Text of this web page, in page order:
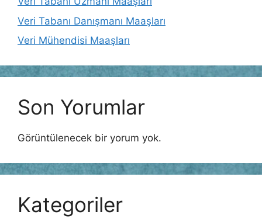
Veri Tabanı Danışmanı Maaşları
Veri Mühendisi Maaşları
Son Yorumlar
Görüntülenecek bir yorum yok.
Kategoriler